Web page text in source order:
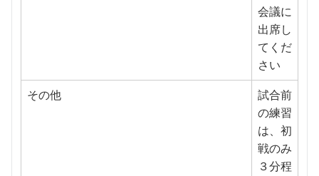
会議に
出席し
てくだ
さい
その他
試合前
の練習
は、初
戦のみ
３分程